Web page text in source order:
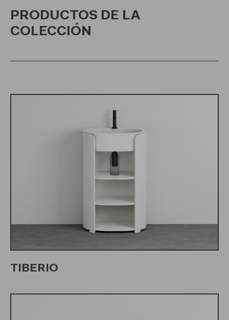
PRODUCTOS DE LA
COLECCIÓN
TIBERIO